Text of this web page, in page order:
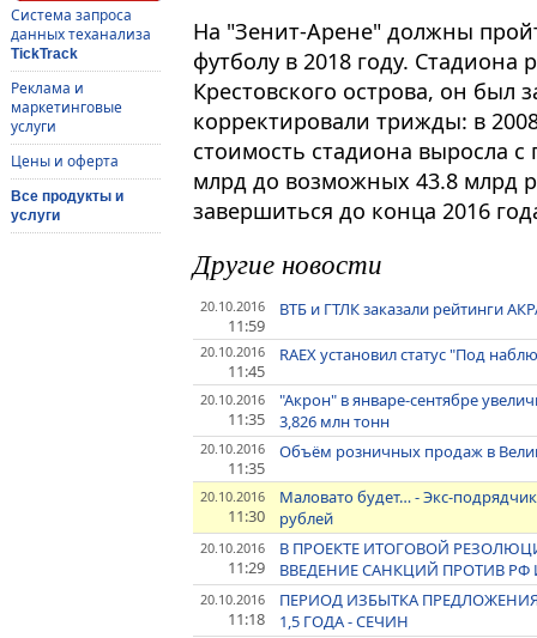
Система запроса
данных теханализа
TickTrack
Реклама и
маркетинговые
услуги
Цены и оферта
Все продукты и
услуги
На "Зенит-Арене" должны
футболу в 2018 году.
Крестовского острова, он был
корректировали трижды: в
стоимость стадиона выросла
млрд до возможных 43.8 млрд
завершиться до конца 2016
Другие новости
20.10.2016
11:59
ВТБ и ГТЛК заказали рейтинги
20.10.2016
11:45
RAEX установил статус "Под
20.10.2016
11:35
"Акрон" в январе-сентябре
3,826 млн тонн
20.10.2016
11:35
Объём розничных продаж в
20.10.2016
11:30
Маловато будет… - Экс-
рублей
20.10.2016
11:29
В ПРОЕКТЕ ИТОГОВОЙ
ВВЕДЕНИЕ САНКЦИЙ ПРОТИВ РФ
20.10.2016
11:18
ПЕРИОД ИЗБЫТКА
1,5 ГОДА - СЕЧИН